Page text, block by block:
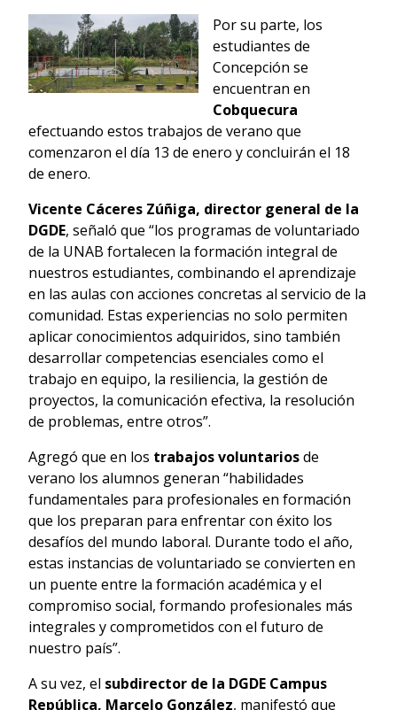
Por su parte, los
estudiantes de
Concepción se
encuentran en
Cobquecura
efectuando estos trabajos de verano que
comenzaron el día 13 de enero y concluirán el 18
de enero.
Vicente Cáceres Zúñiga, director general de la
DGDE, señaló que “los programas de voluntariado
de la UNAB fortalecen la formación integral de
nuestros estudiantes, combinando el aprendizaje
en las aulas con acciones concretas al servicio de la
comunidad. Estas experiencias no solo permiten
aplicar conocimientos adquiridos, sino también
desarrollar competencias esenciales como el
trabajo en equipo, la resiliencia, la gestión de
proyectos, la comunicación efectiva, la resolución
de problemas, entre otros”.
Agregó que en los trabajos voluntariosde
verano los alumnos generan “habilidades
fundamentales para profesionales en formación
que los preparan para enfrentar con éxito los
desafíos del mundo laboral. Durante todo el año,
estas instancias de voluntariado se convierten en
un puente entre la formación académica y el
compromiso social, formando profesionales más
integrales y comprometidos con el futuro de
nuestro país”.
A su vez, el subdirector de la DGDE Campus
República, Marcelo González, manifestó que